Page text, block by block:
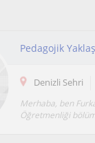
Denizli Sehri
Merhaba, ben
Öğretmenliği